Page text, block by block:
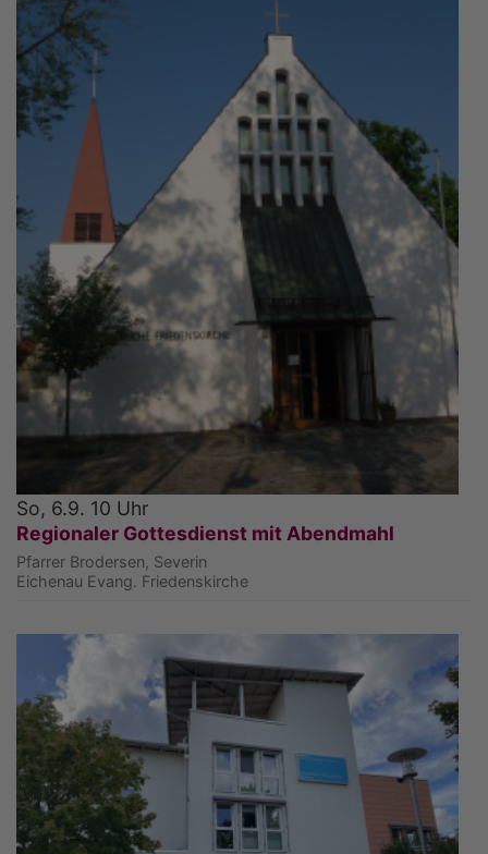
So, 6.9. 10 Uhr
Regionaler Gottesdienst mit Abendmahl
Pfarrer Brodersen, Severin
Eichenau Evang. Friedenskirche